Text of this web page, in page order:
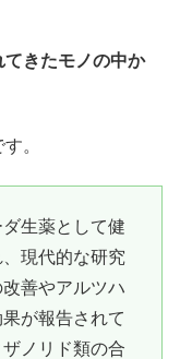
てきたモノの中か
。
生薬として健
現代的な研究
善やアルツハ
が報告されて
ノリド類の合